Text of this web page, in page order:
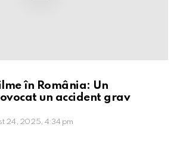
în România: Un
un accident grav
24, 2025, 4:34 pm